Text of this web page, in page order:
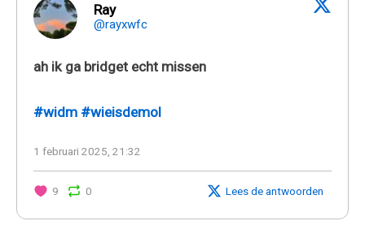
Ray
@rayxwfc
ah ik ga bridget echt missen
#widm #wieisdemol
1 februari 2025, 21:32
9 0 Lees de antwoorden